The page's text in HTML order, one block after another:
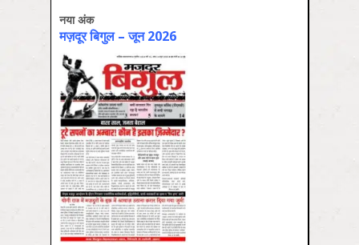
नया अंक
मज़दूर बिगुल – जून 2026